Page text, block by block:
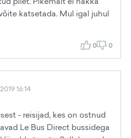
katsetada. Mul igal juhul
0 0
16:14
- reisijad, kes on ostnud
Le Bus Direct bussidega